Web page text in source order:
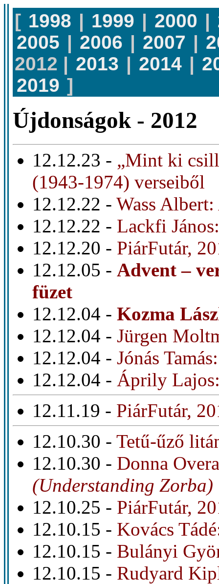
[ 1998 | 1999 | 2000 |
2005 | 2006 | 2007 |
2012 | 2013 | 2014 |
2019 ]
Újdonságok - 2012
12.12.23 - „Mint ki
(1943-1974) verseiből
12.12.22 - Wass
12.12.22 - Lackfi
12.12.20 - PiárFutár,
12.12.05 - Advent –
füzet
12.12.04 - Kozma
12.12.04 - Jürgen
12.12.04 - Jónás
12.12.04 - Áprily
12.11.19 - PiárFutár,
12.10.30 - Tetű-űző
12.10.30 - Donna
(Understanding Zorba)
12.10.25 - PiárFutár,
12.10.15 - Kovács
12.10.15 - Bulányi
12.10.15 - Rudyard